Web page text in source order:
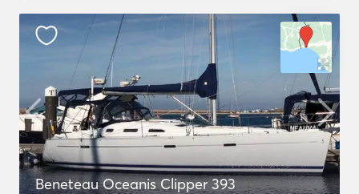
Beneteau Oceanis Clipper 393